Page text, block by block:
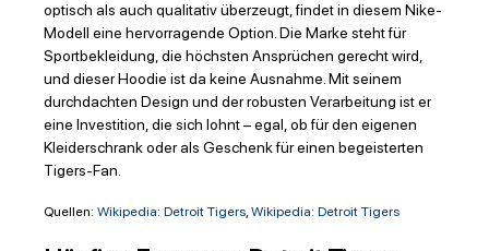
optisch als auch qualitativ überzeugt, findet in diesem Nike-
Modell eine hervorragende Option. Die Marke steht für
Sportbekleidung, die höchsten Ansprüchen gerecht wird,
und dieser Hoodie ist da keine Ausnahme. Mit seinem
durchdachten Design und der robusten Verarbeitung ist er
eine Investition, die sich lohnt – egal, ob für den eigenen
Kleiderschrank oder als Geschenk für einen begeisterten
Tigers-Fan.
Quellen: Wikipedia: Detroit Tigers, Wikipedia: Detroit Tigers